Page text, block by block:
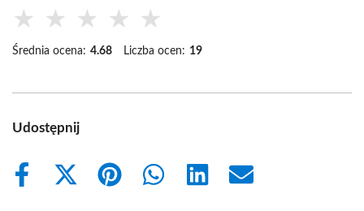
★ ★ ★ ★ ★
Średnia ocena: 4.68 Liczba ocen: 19
Udostępnij
Share
Share
Share
Share
Share
Share